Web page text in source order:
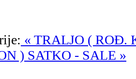
« TRALJO ( ROĐ.
) SATKO - SALE »